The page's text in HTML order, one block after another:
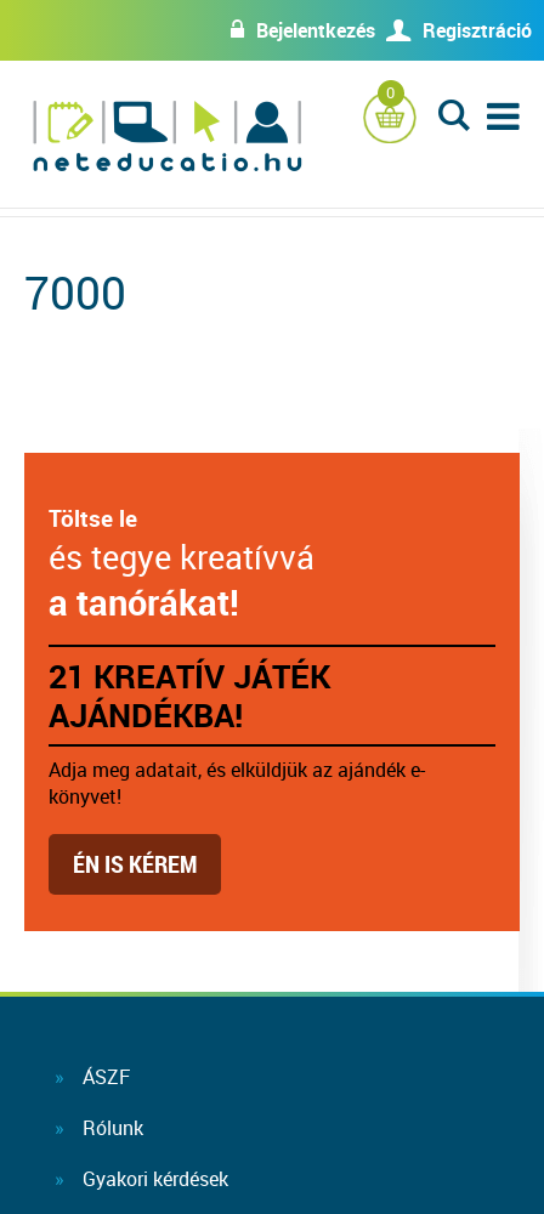
w Bejelentkezés U Regisztráció
0
L
7000
Töltse le
és tegye kreatívvá
a tanórákat!
21 KREATÍV JÁTÉK
AJÁNDÉKBA!
Adja meg adatait, és elküldjük az ajándék e-
könyvet!
ÉN IS KÉREM
ÁSZF
Rólunk
Gyakori kérdések